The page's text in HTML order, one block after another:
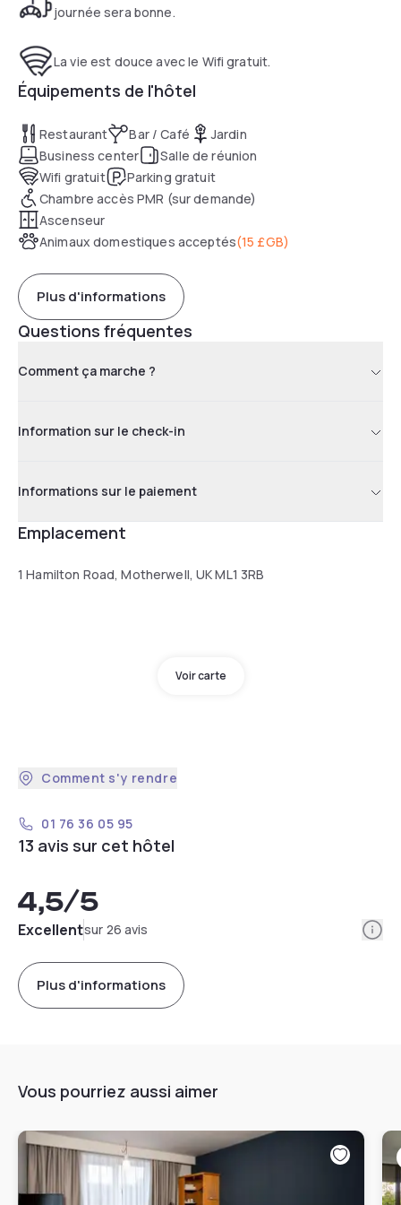
journée sera bonne.
La vie est douce avec le Wifi gratuit.
Équipements de l'hôtel
Restaurant Bar / Café
Jardin
Business center
Salle de réunion
Wifi gratuit
Parking gratuit
Chambre accès PMR (sur demande)
Ascenseur
Animaux domestiques acceptés(15 £GB)
Plus d'informations
Questions fréquentes
Comment ça marche ?
Information sur le check-in
Informations sur le paiement
Emplacement
1 Hamilton Road, Motherwell, UK ML1 3RB
Voir carte
Comment s'y rendre
01 76 36 05 95
13 avis sur cet hôtel
4,5/5
Excellentsur 26 avis
Plus d'informations
Vous pourriez aussi aimer